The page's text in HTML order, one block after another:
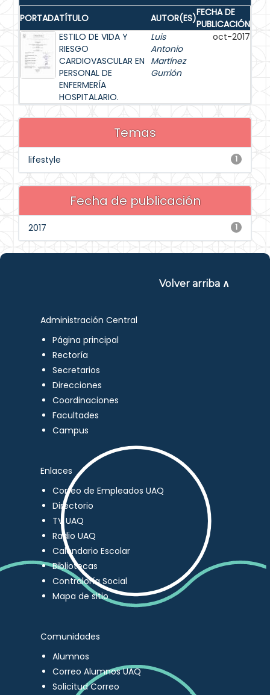
PORTADATÍTULO AUTOR(ES)FECHA DE
PUBLICACIÓN
ESTILO DE VIDA Y
RIESGO
CARDIOVASCULAR EN
PERSONAL DE
ENFERMERÍA
HOSPITALARIO.
Luis
Antonio
Martínez
Gurrión
oct-2017
Temas
1
lifestyle
Fecha de publicación
1
2017
Volver arriba ∧
Administración Central
Página principal
Rectoría
Secretarios
Direcciones
Coordinaciones
Facultades
Campus
Enlaces
Correo de Empleados UAQ
Directorio
TV UAQ
Radio UAQ
Calendario Escolar
Bibliotecas
Contraloría Social
Mapa de sitio
Comunidades
Alumnos
Correo Alumnos UAQ
Solicitud Correo